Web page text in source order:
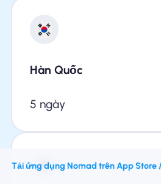
Hàn Quốc
5 ngày
Tải ứng dụng Nomad trên App Store